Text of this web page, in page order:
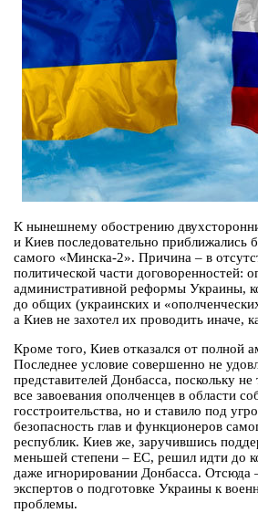
К нынешнему обострению
и Киев последовательно приближались
самого «Минска-2». Причина – в
политической части договоренностей:
административной реформы Украины,
до общих (украинских и
а Киев не захотел их проводить иначе,
Кроме того, Киев отказался от полной
Последнее условие совершенно не
представителей Донбасса, поскольку не
все завоевания ополченцев в области
госстроительства, но и ставило под
безопасность глав и функционеров
республик. Киев же, заручившись
меньшей степени – ЕС, решил идти до
даже игнорировании Донбасса. Отсюда
экспертов о подготовке Украины к
проблемы.